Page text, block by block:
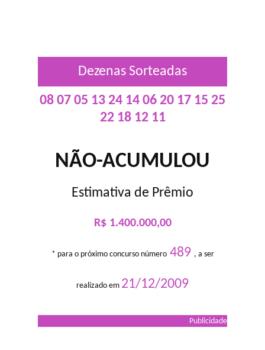
Dezenas Sorteadas
08 07 05 13 24 14 06 20 17 15 25
22 18 12 11
NÃO-ACUMULOU
Estimativa de Prêmio
R$ 1.400.000,00
* para o próximo concurso número489 , a ser
realizado em 21/12/2009
Publicidade